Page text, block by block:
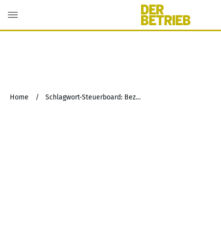
Home / Schlagwort-Steuerboard: Bezugsberechtigter